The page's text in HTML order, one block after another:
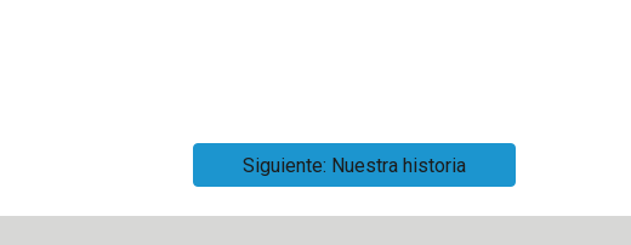
Siguiente: Nuestra historia